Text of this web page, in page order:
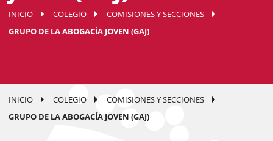
INICIO COLEGIO
COMISIONES Y SECCIONES
GRUPO DE LA ABOGACÍA JOVEN (GAJ)
INICIO COLEGIO
COMISIONES Y SECCIONES
GRUPO DE LA ABOGACÍA JOVEN (GAJ)